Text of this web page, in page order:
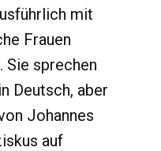
mit
Frauen
Sie sprechen
Deutsch, aber
Johannes
auf